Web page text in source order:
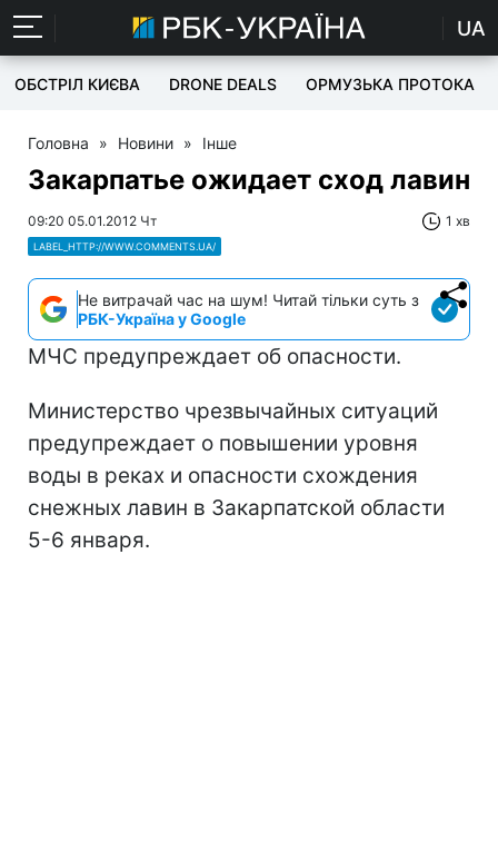
UA
ОБСТРІЛ КИЄВА DRONE DEALS ОРМУЗЬКА ПРОТОКА
Головна » Новини » Інше
Закарпатье ожидает сход лавин
09:20 05.01.2012 Чт 1 хв
LABEL_HTTP://WWW.COMMENTS.UA/
Не витрачай час на шум! Читай тільки суть з
РБК-Україна у Google
МЧС предупреждает об опасности.
Министерство чрезвычайных ситуаций
предупреждает о повышении уровня
воды в реках и опасности схождения
снежных лавин в Закарпатской области
5-6 января.